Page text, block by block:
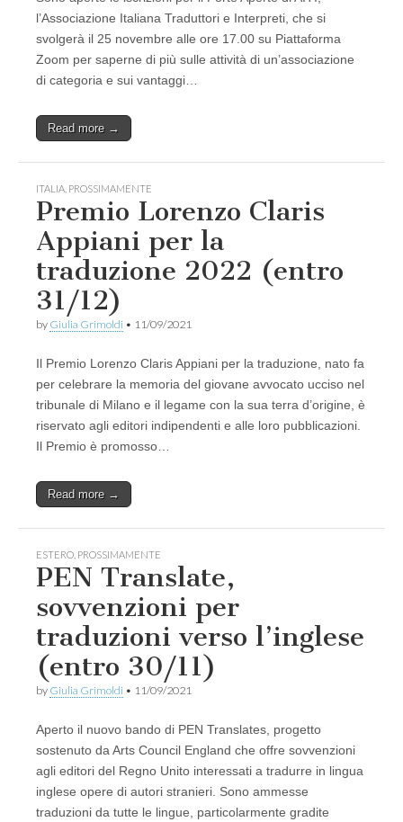
l’Associazione Italiana Traduttori e Interpreti, che si
svolgerà il 25 novembre alle ore 17.00 su Piattaforma
Zoom per saperne di più sulle attività di un’associazione
di categoria e sui vantaggi…
Read more →
ITALIA PROSSIMAMENTE
Premio Lorenzo Claris
Appiani per la
traduzione 2022 (entro
31/12)
by Giulia Grimoldi • 11/09/2021
Il Premio Lorenzo Claris Appiani per la traduzione, nato fa
per celebrare la memoria del giovane avvocato ucciso nel
tribunale di Milano e il legame con la sua terra d’origine, è
riservato agli editori indipendenti e alle loro pubblicazioni.
Il Premio è promosso…
Read more →
ESTERO PROSSIMAMENTE
PEN Translate,
sovvenzioni per
traduzioni verso l’inglese
(entro 30/11)
by Giulia Grimoldi • 11/09/2021
Aperto il nuovo bando di PEN Translates, progetto
sostenuto da Arts Council England che offre sovvenzioni
agli editori del Regno Unito interessati a tradurre in lingua
inglese opere di autori stranieri. Sono ammesse
traduzioni da tutte le lingue, particolarmente gradite